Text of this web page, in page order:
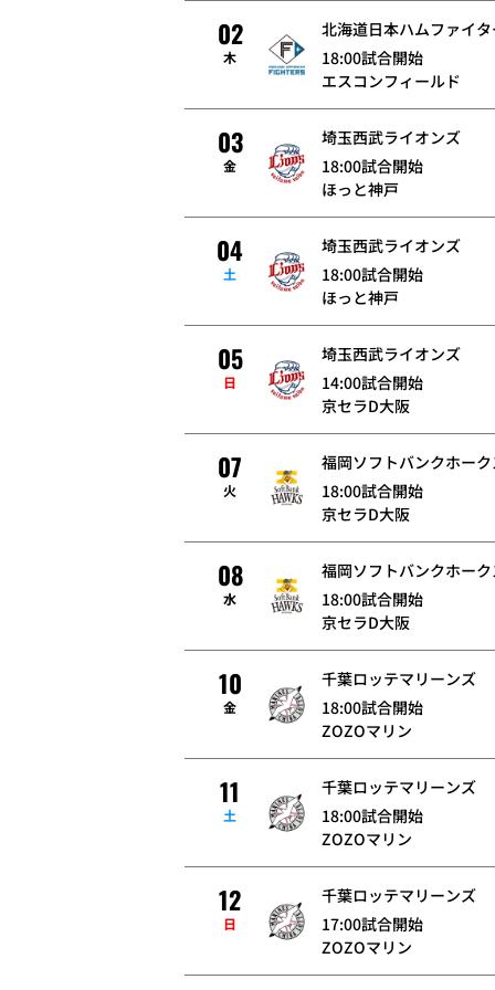
02
木
北海道日本ハムファイ
18:00試合開始
エスコンフィールド
03
金
埼玉西武ライオンズ
18:00試合開始
ほっと神戸
04
土
埼玉西武ライオンズ
18:00試合開始
ほっと神戸
05
日
埼玉西武ライオンズ
14:00試合開始
京セラD大阪
07
火
福岡ソフトバンクホー
18:00試合開始
京セラD大阪
08
水
福岡ソフトバンクホー
18:00試合開始
京セラD大阪
10
金
千葉ロッテマリーンズ
18:00試合開始
ZOZOマリン
11
土
千葉ロッテマリーンズ
18:00試合開始
ZOZOマリン
12
日
千葉ロッテマリーンズ
17:00試合開始
ZOZOマリン